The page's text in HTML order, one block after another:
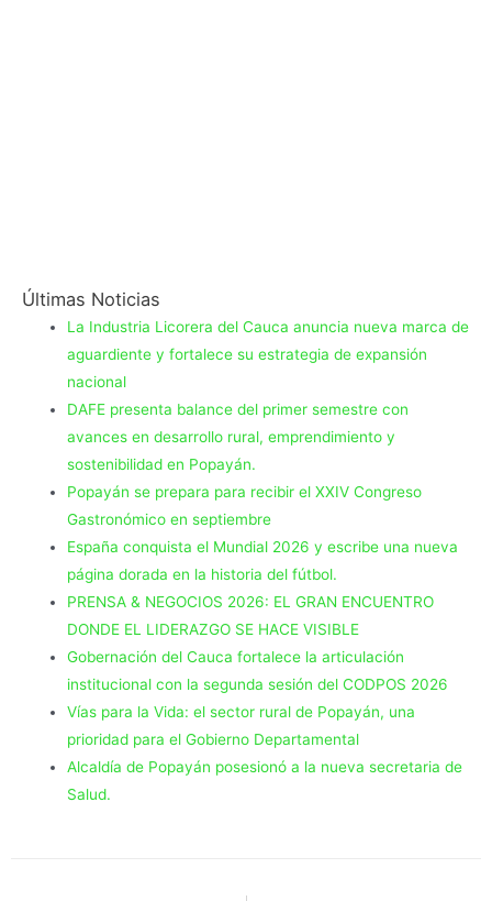
Últimas Noticias
La Industria Licorera del Cauca anuncia nueva marca de
aguardiente y fortalece su estrategia de expansión
nacional
DAFE presenta balance del primer semestre con
avances en desarrollo rural, emprendimiento y
sostenibilidad en Popayán.
Popayán se prepara para recibir el XXIV Congreso
Gastronómico en septiembre
España conquista el Mundial 2026 y escribe una nueva
página dorada en la historia del fútbol.
PRENSA & NEGOCIOS 2026: EL GRAN ENCUENTRO
DONDE EL LIDERAZGO SE HACE VISIBLE
Gobernación del Cauca fortalece la articulación
institucional con la segunda sesión del CODPOS 2026
Vías para la Vida: el sector rural de Popayán, una
prioridad para el Gobierno Departamental
Alcaldía de Popayán posesionó a la nueva secretaria de
Salud.